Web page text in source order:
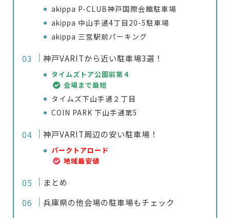
akippa P-CLUB神戸国際会館駐車場
akippa 中山手通4丁目20-5駐車場
akippa 三宮駅前パーキング
神戸VARITから近い駐車場3選！
タイムズトア公園前第４
会場まで最短
タイムズ下山手通２丁目
COIN PARK 下山手通第5
神戸VARIT周辺の安い駐車場！
パークトアロード
地域最安値
まとめ
兵庫県の他会場の駐車場もチェック